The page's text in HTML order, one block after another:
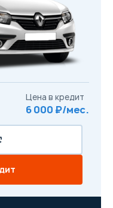
2, к5
мне
Цена в кредит
6 000 ₽/мес.